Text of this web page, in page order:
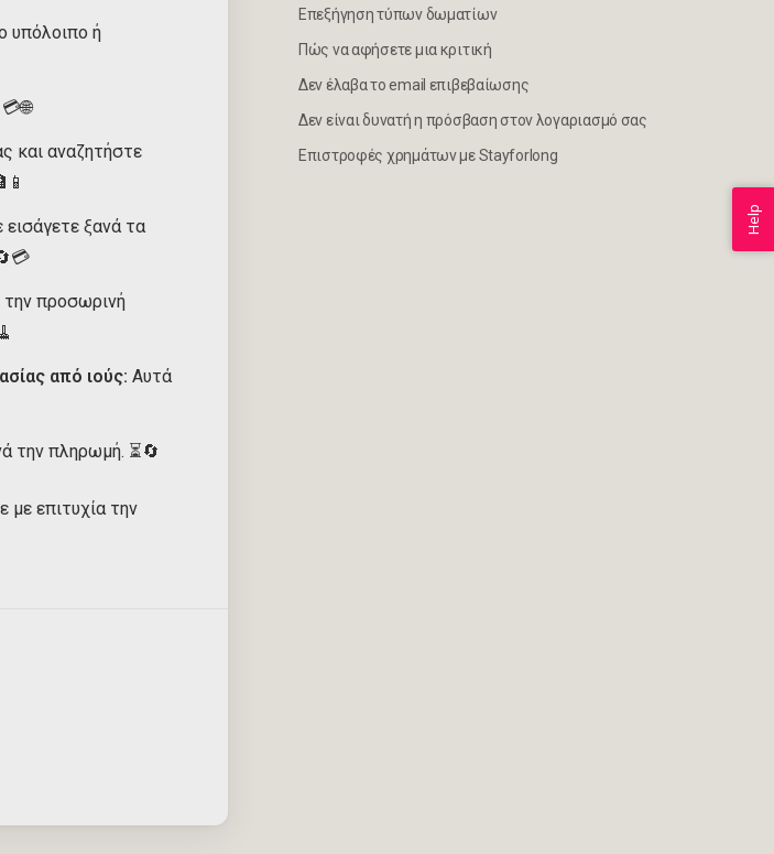
υπόλοιπο ή
και αναζητήστε
ξανά τα
προσωρινή
από ιούς: Αυτά
την πληρωμή. ⏳🔄
επιτυχία την
Επεξήγηση τύπων δωματίων
Πώς να αφήσετε μια κριτική
Δεν έλαβα το email επιβεβαίωσης
Δεν είναι δυνατή η πρόσβαση στον λογαριασμό σας
Επιστροφές χρημάτων με Stayforlong
Help